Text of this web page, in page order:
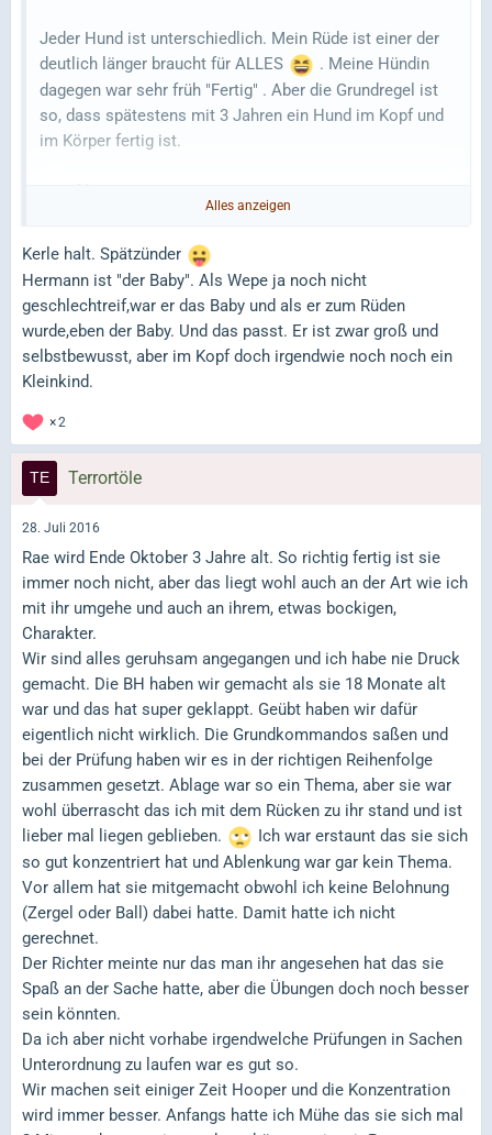
Jeder Hund ist unterschiedlich. Mein Rüde ist einer der
deutlich länger braucht für ALLES
. Meine Hündin
dagegen war sehr früh "Fertig" . Aber die Grundregel ist
so, dass spätestens mit 3 Jahren ein Hund im Kopf und
im Körper fertig ist.
P.S. Die Hündinnen sind das meist schon mit 2 Jahren
Alles anzeigen
Kerle halt. Spätzünder
Hermann ist "der Baby". Als Wepe ja noch nicht
geschlechtreif,war er das Baby und als er zum Rüden
wurde,eben der Baby. Und das passt. Er ist zwar groß und
selbstbewusst, aber im Kopf doch irgendwie noch noch ein
Kleinkind.
2
Terrortöle
28. Juli 2016
Rae wird Ende Oktober 3 Jahre alt. So richtig fertig ist sie
immer noch nicht, aber das liegt wohl auch an der Art wie ich
mit ihr umgehe und auch an ihrem, etwas bockigen,
Charakter.
Wir sind alles geruhsam angegangen und ich habe nie Druck
gemacht. Die BH haben wir gemacht als sie 18 Monate alt
war und das hat super geklappt. Geübt haben wir dafür
eigentlich nicht wirklich. Die Grundkommandos saßen und
bei der Prüfung haben wir es in der richtigen Reihenfolge
zusammen gesetzt. Ablage war so ein Thema, aber sie war
wohl überrascht das ich mit dem Rücken zu ihr stand und ist
lieber mal liegen geblieben.
Ich war erstaunt das sie sich
so gut konzentriert hat und Ablenkung war gar kein Thema.
Vor allem hat sie mitgemacht obwohl ich keine Belohnung
(Zergel oder Ball) dabei hatte. Damit hatte ich nicht
gerechnet.
Der Richter meinte nur das man ihr angesehen hat das sie
Spaß an der Sache hatte, aber die Übungen doch noch besser
sein könnten.
Da ich aber nicht vorhabe irgendwelche Prüfungen in Sachen
Unterordnung zu laufen war es gut so.
Wir machen seit einiger Zeit Hooper und die Konzentration
wird immer besser. Anfangs hatte ich Mühe das sie sich mal